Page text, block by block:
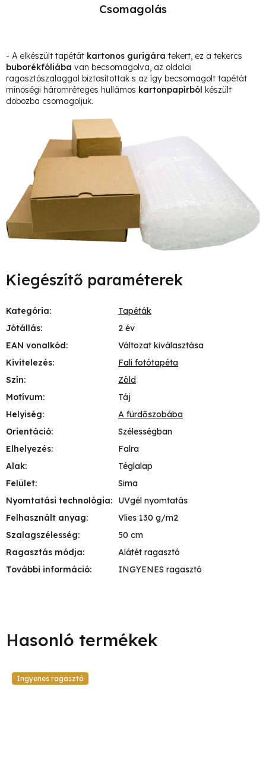
Csomagolás
- A elkészült tapétát kartonos gurigára tekert, ez a tekercs
buborékfóliába van becsomagolva, az oldalai
ragasztószalaggal biztosítottak s az így becsomagolt tapétát
minoségi háromréteges hullámos kartonpapírból készült
dobozba csomagoljuk.
Kiegészítő paraméterek
Kategória:
Tapéták
Jótállás:
2 év
EAN vonalkód:
Változat kiválasztása
Kivitelezés:
Fali fotótapéta
Szín:
Zöld
Motívum:
Táj
Helyiség:
A fürdőszobába
Orientáció:
Szélességban
Elhelyezés:
Falra
Alak:
Téglalap
Felület:
Sima
Nyomtatási technológia:
UVgél nyomtatás
Felhasznált anyag:
Vlies 130 g/m2
Szalagszélesség:
50 cm
Ragasztás módja:
Alátét ragasztó
További információ: INGYENES ragasztó
Ingyenes ragasztó